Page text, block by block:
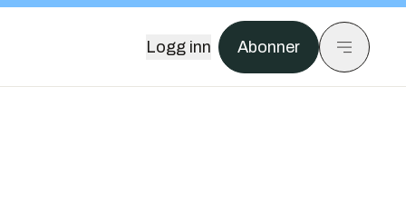
Logg inn Abonner